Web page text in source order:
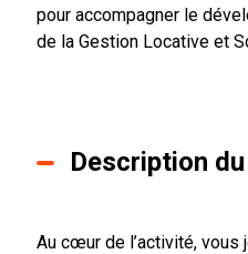
pour accompagner le
de la Gestion Locative et
Description
Au cœur de l’activité, vous